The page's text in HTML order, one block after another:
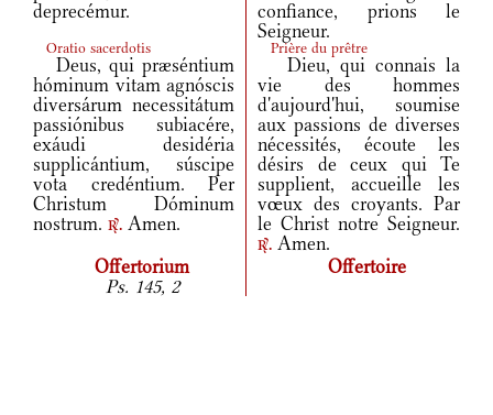
deprecémur.
confiance, prions le
Seigneur.
Oratio sacerdotis Prière du prêtre
Deus, qui præséntium
hóminum vitam agnóscis
diversárum necessitátum
passiónibus subiacére,
exáudi desidéria
supplicántium, súscipe
vota credéntium. Per
Christum Dóminum
nostrum. r. Amen.
Dieu, qui connais la
vie des hommes
d'aujourd'hui, soumise
aux passions de diverses
nécessités, écoute les
désirs de ceux qui Te
supplient, accueille les
vœux des croyants. Par
le Christ notre Seigneur.
r. Amen.
Offertorium
Offertoire
Ps. 145, 2